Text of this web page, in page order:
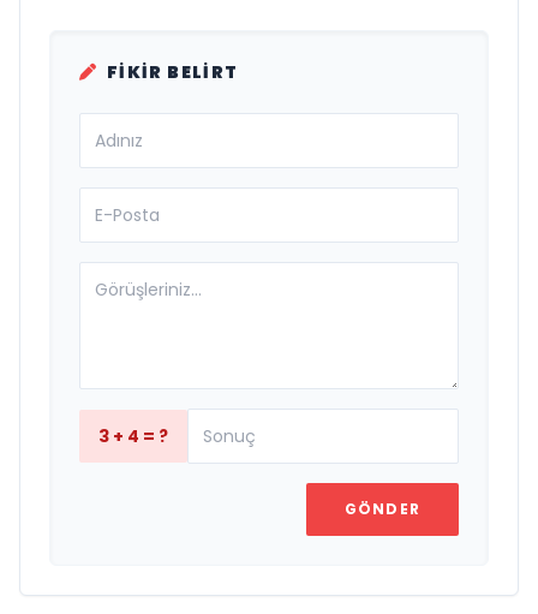
FIKIR BELIRT
3 + 4 = ?
GÖNDER